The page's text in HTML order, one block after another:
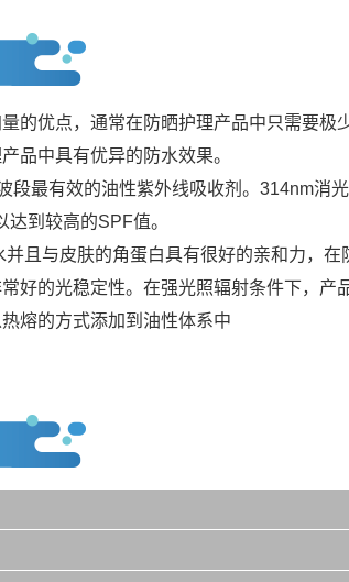
的优点，通常在防晒护理产品中只需要
品中具有优异的防水效果。
段最有效的油性紫外线吸收剂。314nm消
达到较高的SPF值。
且与皮肤的角蛋白具有很好的亲和力，在
好的光稳定性。在强光照辐射条件下，产
熔的方式添加到油性体系中